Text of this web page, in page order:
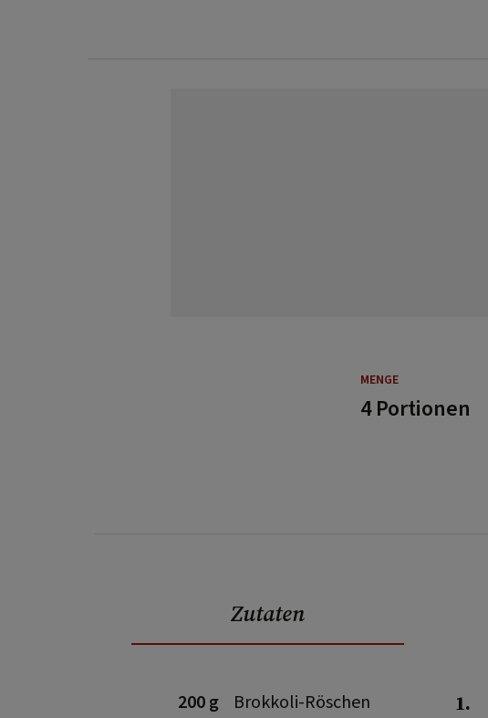
MENGE
4 Portionen
Zutaten
200 g
Brokkoli-Röschen